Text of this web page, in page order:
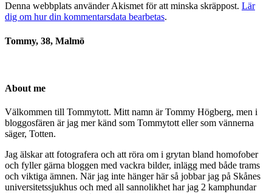
Denna webbplats använder Akismet för att minska skräppost. Lär
dig om hur din kommentarsdata bearbetas.
Tommy, 38, Malmö
About me
Välkommen till Tommytott. Mitt namn är Tommy Högberg, men i
bloggosfären är jag mer känd som Tommytott eller som vännerna
säger, Totten.
Jag älskar att fotografera och att röra om i grytan bland homofober
och fyller gärna bloggen med vackra bilder, inlägg med både trams
och viktiga ämnen. När jag inte hänger här så jobbar jag på Skånes
universitetssjukhus och med all sannolikhet har jag 2 kamphundar